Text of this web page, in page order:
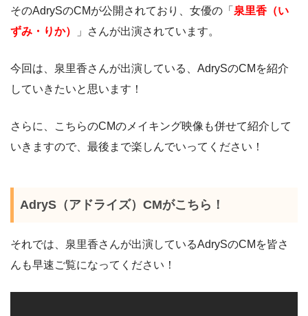
そのAdrySのCMが公開されており、女優の「 泉里香（い
ずみ・りか）
」さんが出演されています。
今回は、泉里香さんが出演している、AdrySのCMを紹介
していきたいと思います！
さらに、こちらのCMのメイキング映像も併せて紹介して
いきますので、最後まで楽しんでいってください！
AdryS（アドライズ）CMがこちら！
それでは、泉里香さんが出演しているAdrySのCMを皆さ
んも早速ご覧になってください！